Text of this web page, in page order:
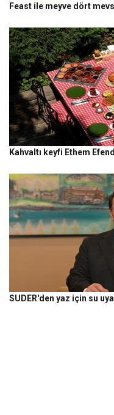
Feast ile meyve dört
Kahvaltı keyfi Ethem
SUDER'den yaz için su